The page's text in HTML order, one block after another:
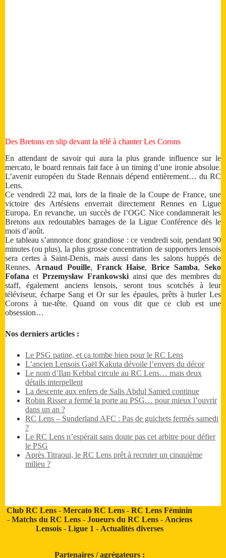
Des Bretons en slip devant la télé à chanter Les Corons
En attendant de savoir qui aura la plus grande influence sur le
mercato, le board rennais fait face à un timing d’une ironie absolue.
L’avenir européen du Stade Rennais dépend entièrement… du RC
Lens.
Ce vendredi 22 mai, lors de la finale de la Coupe de France, une
victoire des Artésiens enverrait directement Rennes en Ligue
Europa. En revanche, un succès de l’OGC Nice condamnerait les
Bretons aux redoutables barrages de la Ligue Conférence dès le
mois d’août.
Le tableau s’annonce donc grandiose : ce vendredi soir, pendant 90
minutes (ou plus), la plus grosse concentration de supporters lensois
sera certes à Saint-Denis, mais aussi dans les salons huppés de
Rennes. Arnaud Pouille, Franck Haise,Brice Samba,Seko
Fofana et Przemysław Frankowski ainsi que des membres du
staff, également anciens lensois, seront tous scotchés à leur
téléviseur, écharpe Sang et Or sur les épaules, prêts à hurler Les
Corons à tue-tête. Quand on vous dit que ce club est une
obsession…
Nos derniers articles :
Le PSG patine, et ça tombe bien pour le RC Lens
L’ancien Lensois Gaël Kakuta dévoile l’envers du décor
Le nom d’Ilan Kebbal circule au RC Lens… mais deux
détails interpellent
La descente aux enfers de Salis Abdul Samed continue
Robin Risser a fermé la porte au PSG… pour mieux l’ouvrir
dans un an ?
RC Lens – Sunderland AFC : Pas de guichets fermés samedi
?
Le RC Lens n’espérait sans doute pas cet arbitre pour défier
le PSG
Après Titraoui, le RC Lens prêt à recruter un cinquième
milieu ?
Club RC Lens -Mercato RC Lens -RC Lens Féminin
- Matchs du RC Lens- Joueurs du RC Lens- Anciens
Lensois- Ligue 1 - Actualités diverses
Partenaires / agrégateurs :